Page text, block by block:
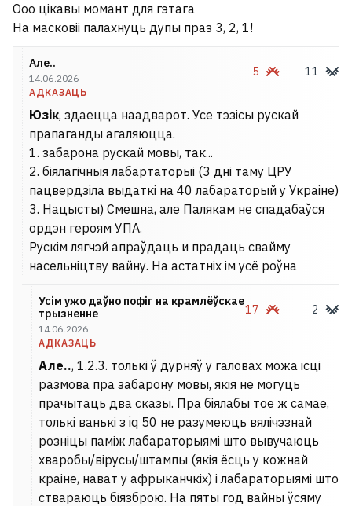
Ооо цікавы момант для гэтага
На масковіі палахнуць дупы праз 3, 2, 1!
Але..
14.06.2026
АДКАЗАЦЬ
5 11
Юзік, здаецца наадварот. Усе тэзісы рускай
прапаганды агаляюцца.
1. забарона рускай мовы, так...
2. біялагічныя лабартаторыі (3 дні таму ЦРУ
пацвердзіла выдаткі на 40 лабараторый у Украіне)
3. Нацысты) Смешна, але Палякам не спадабаўся
ордэн героям УПА.
Рускім лягчэй апраўдаць и прадаць свайму
насельніцтву вайну. На астатніх ім усё роўна
Усім ужо даўно пофіг на крамлёўскае
трызненне
14.06.2026
АДКАЗАЦЬ
17 2
Але.., 1.2.3. толькі ў дурняў у галовах можа ісці
размова пра забарону мовы, якія не могуць
прачытаць два сказы. Пра біялабы тое ж самае,
толькі ванькі з iq 50 не разумеюць вялічэзнай
розніцы паміж лабараторыямі што вывучаюць
хваробы/вірусы/штампы (якія ёсць у кожнай
краіне, нават у афрыканчкіх) і лабараторыямі што
ствараюць біязброю. На пяты год вайны ўсяму